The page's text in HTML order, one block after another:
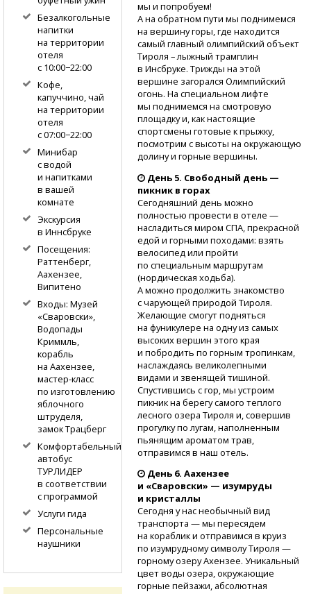
мы и попробуем!
А на обратном пути мы поднимемся
на вершину горы, где находится
самый главный олимпийский объект
Тироля – лыжный трамплин
в Инсбруке. Трижды на этой
вершине загорался Олимпийский
огонь. На специальном лифте
мы поднимемся на смотровую
площадку и, как настоящие
спортсмены готовые к прыжку,
посмотрим с высоты на окружающую
долину и горные вершины.
День 5. Свободный день —
пикник в горах
Сегодняшний день можно
полностью провести в отеле —
насладиться миром СПА, прекрасной
едой и горными походами: взять
велосипед или пройти
по специальным маршрутам
(нордическая ходьба).
А можно продолжить знакомство
с чарующей природой Тироля.
Желающие смогут подняться
на фуникулере на одну из самых
высоких вершин этого края
и побродить по горным тропинкам,
наслаждаясь великолепными
видами и звенящей тишиной.
Спустившись с гор, мы устроим
пикник на берегу самого теплого
лесного озера Тироля и, совершив
прогулку по лугам, наполненным
пьянящим ароматом трав,
отправимся в наш отель.
День 6. Аахензее
и «Сваровски» — изумруды
и кристаллы
Сегодня у нас необычный вид
транспорта — мы пересядем
на кораблик и отправимся в круиз
по изумрудному символу Тироля —
горному озеру Ахензее. Уникальный
цвет воды озера, окружающие
горные пейзажи, абсолютная
Безалкогольные
напитки
на территории
отеля
с 10:00−22:00
Кофе,
капуччино, чай
на территории
отеля
с 07:00−22:00
Минибар
с водой
и напитками
в вашей
комнате
Экскурсия
в Иннсбруке
Посещения:
Раттенберг,
Аахензее,
Випитено
Входы: Музей
«Сваровски»,
Водопады
Криммль,
корабль
на Аахензее,
мастер-класс
по изготовлению
яблочного
штруделя,
замок Трацберг
Комфортабельный
автобус
ТУРЛИДЕР
в соответствии
с программой
Услуги гида
Персональные
наушники